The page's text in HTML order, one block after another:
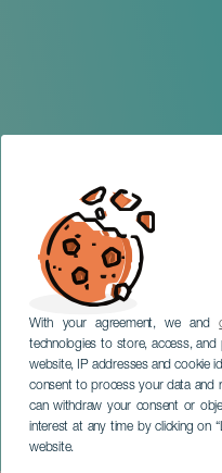
With your agreement, we and
technologies to store, access,
website, IP addresses and cookie
consent to process your data and
can withdraw your consent or
interest at any time by clicking on
website.
Feria
GRAN CANARIA